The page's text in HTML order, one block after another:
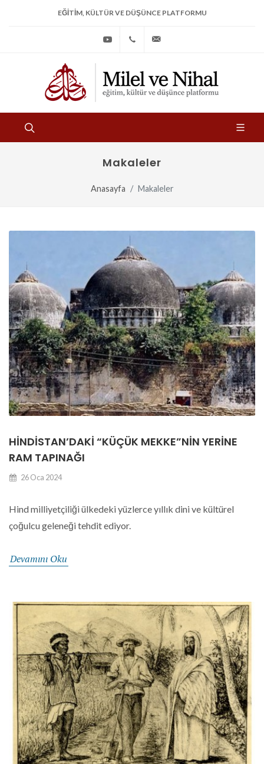
EĞITIM, KÜLTÜR VE DÜŞÜNCE PLATFORMU
Youtube +90
533
31
Makaleler
Anasayfa Makaleler
HINDISTAN’DAKI “KÜÇÜK MEKKE”NIN YERINE
RAM TAPINAĞI
26 Oca 2024
Hind milliyetçiliği ülkedeki yüzlerce yıllık dini ve kültürel
çoğulcu geleneği tehdit ediyor.
Devamını Oku